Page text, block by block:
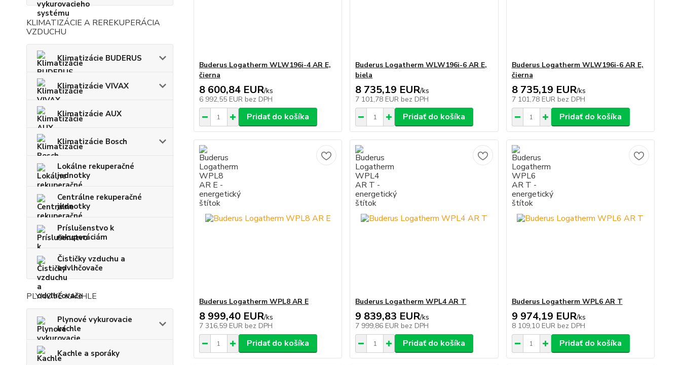
KLIMATIZÁCIE A REREKUPERÁCIA
VZDUCHU
Klimatizácie BUDERUS
Klimatizácie VIVAX
Klimatizácie AUX
Klimatizácie Bosch
Lokálne rekuperačné
jednotky
Centrálne rekuperačné
jednotky
Príslušenstvo k
rekuperáciám
Čističky vzduchu a
odvlhčovače
PLYNOVÉ KACHLE
Plynové vykurovacie
kachle
Kachle a sporáky
Buderus Logatherm WLW196i-4 AR E,
čierna
8 600,84 EUR/ks
6 992,55 EUR bez DPH
Pridať do košíka
Buderus Logatherm WLW196i-6 AR E,
biela
8 735,19 EUR/ks
7 101,78 EUR bez DPH
Pridať do košíka
Buderus Logatherm WLW196i-6 AR E,
čierna
8 735,19 EUR/ks
7 101,78 EUR bez DPH
Pridať do košíka
Buderus Logatherm WPL8 AR E
8 999,40 EUR/ks
7 316,59 EUR bez DPH
Pridať do košíka
Buderus Logatherm WPL4 AR T
9 839,83 EUR/ks
7 999,86 EUR bez DPH
Pridať do košíka
Buderus Logatherm WPL6 AR T
9 974,19 EUR/ks
8 109,10 EUR bez DPH
Pridať do košíka